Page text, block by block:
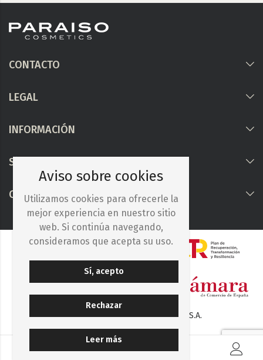
CONTACTO
LEGAL
INFORMACIÓN
Síguenos
COLABORAMOS CON
© 2025. Iberocelulosa Madrileña, S.A.
Aviso sobre cookies
Utilizamos cookies para ofrecerle la
mejor experiencia en nuestro sitio
web. Si continúa navegando,
consideramos que acepta su uso.
Sí, acepto
Rechazar
Leer más